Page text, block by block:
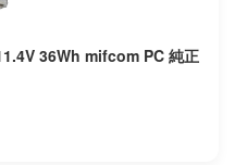
mifcom PC 純正